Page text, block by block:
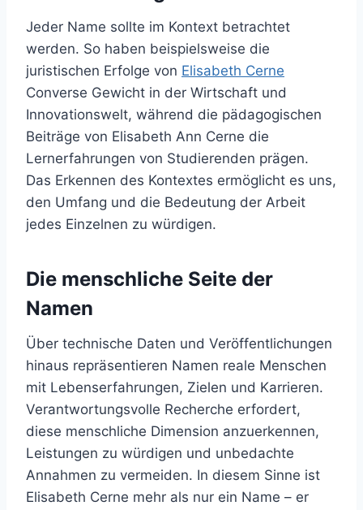
Jeder Name sollte im Kontext betrachtet
werden. So haben beispielsweise die
juristischen Erfolge von Elisabeth Cerne
Converse Gewicht in der Wirtschaft und
Innovationswelt, während die pädagogischen
Beiträge von Elisabeth Ann Cerne die
Lernerfahrungen von Studierenden prägen.
Das Erkennen des Kontextes ermöglicht es uns,
den Umfang und die Bedeutung der Arbeit
jedes Einzelnen zu würdigen.
Die menschliche Seite der
Namen
Über technische Daten und Veröffentlichungen
hinaus repräsentieren Namen reale Menschen
mit Lebenserfahrungen, Zielen und Karrieren.
Verantwortungsvolle Recherche erfordert,
diese menschliche Dimension anzuerkennen,
Leistungen zu würdigen und unbedachte
Annahmen zu vermeiden. In diesem Sinne ist
Elisabeth Cerne mehr als nur ein Name – er